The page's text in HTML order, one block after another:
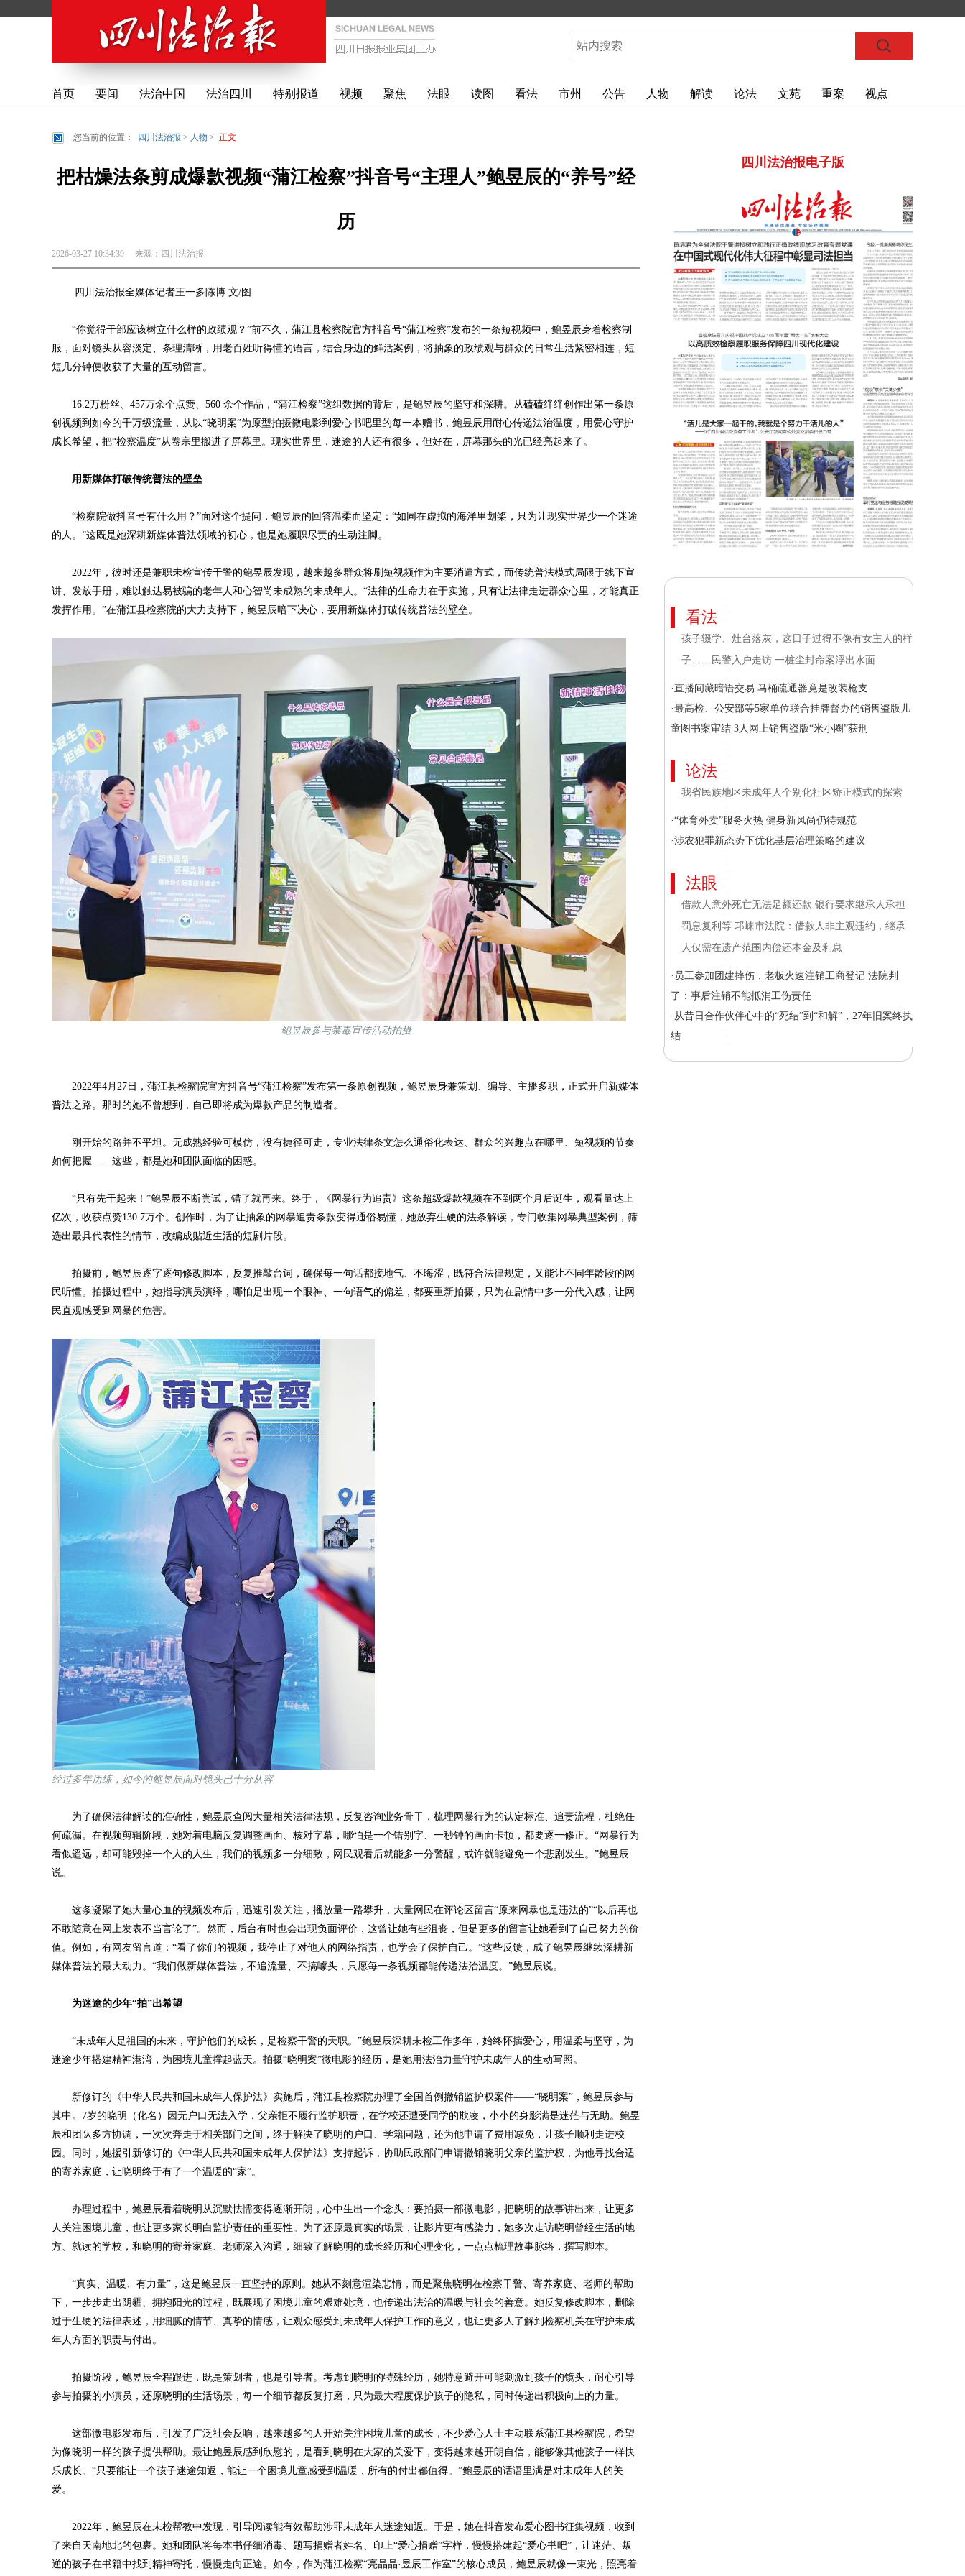
首页 要闻 法治中国 法治四川 特别报道 视频 聚焦 法眼 读图 看法 市州 公告 人物 解读 论法 文苑 重案 视点
您当前的位置： 四川法治报 > 人物 > 正文
把枯燥法条剪成爆款视频“蒲江检察”抖音号“主理人”鲍昱辰的“养号”经
历
2026-03-27 10:34:39 来源： 四川法治报
四川法治报全媒体记者王一多陈博 文/图
“你觉得干部应该树立什么样的政绩观？”前不久，蒲江县检察院官方抖音号“蒲江检察”发布的一条短视频中，鲍昱辰身着检察制
服，面对镜头从容淡定、条理清晰，用老百姓听得懂的语言，结合身边的鲜活案例，将抽象的政绩观与群众的日常生活紧密相连，短
短几分钟便收获了大量的互动留言。
16.2万粉丝、457万余个点赞、560 余个作品，“蒲江检察”这组数据的背后，是鲍昱辰的坚守和深耕。从磕磕绊绊创作出第一条原
创视频到如今的千万级流量，从以“晓明案”为原型拍摄微电影到爱心书吧里的每一本赠书，鲍昱辰用耐心传递法治温度，用爱心守护
成长希望，把“检察温度”从卷宗里搬进了屏幕里。现实世界里，迷途的人还有很多，但好在，屏幕那头的光已经亮起来了。
用新媒体打破传统普法的壁垒
“检察院做抖音号有什么用？”面对这个提问，鲍昱辰的回答温柔而坚定：“如同在虚拟的海洋里划桨，只为让现实世界少一个迷途
的人。”这既是她深耕新媒体普法领域的初心，也是她履职尽责的生动注脚。
2022年，彼时还是兼职未检宣传干警的鲍昱辰发现，越来越多群众将刷短视频作为主要消遣方式，而传统普法模式局限于线下宣
讲、发放手册，难以触达易被骗的老年人和心智尚未成熟的未成年人。“法律的生命力在于实施，只有让法律走进群众心里，才能真正
发挥作用。”在蒲江县检察院的大力支持下，鲍昱辰暗下决心，要用新媒体打破传统普法的壁垒。
鲍昱辰参与禁毒宣传活动拍摄
2022年4月27日，蒲江县检察院官方抖音号“蒲江检察”发布第一条原创视频，鲍昱辰身兼策划、编导、主播多职，正式开启新媒体
普法之路。那时的她不曾想到，自己即将成为爆款产品的制造者。
刚开始的路并不平坦。无成熟经验可模仿，没有捷径可走，专业法律条文怎么通俗化表达、群众的兴趣点在哪里、短视频的节奏
如何把握……这些，都是她和团队面临的困惑。
“只有先干起来！”鲍昱辰不断尝试，错了就再来。终于，《网暴行为追责》这条超级爆款视频在不到两个月后诞生，观看量达上
亿次，收获点赞130.7万个。创作时，为了让抽象的网暴追责条款变得通俗易懂，她放弃生硬的法条解读，专门收集网暴典型案例，筛
选出最具代表性的情节，改编成贴近生活的短剧片段。
拍摄前，鲍昱辰逐字逐句修改脚本，反复推敲台词，确保每一句话都接地气、不晦涩，既符合法律规定，又能让不同年龄段的网
民听懂。拍摄过程中，她指导演员演绎，哪怕是出现一个眼神、一句语气的偏差，都要重新拍摄，只为在剧情中多一分代入感，让网
民直观感受到网暴的危害。
经过多年历练，如今的鲍昱辰面对镜头已十分从容
为了确保法律解读的准确性，鲍昱辰查阅大量相关法律法规，反复咨询业务骨干，梳理网暴行为的认定标准、追责流程，杜绝任
何疏漏。在视频剪辑阶段，她对着电脑反复调整画面、核对字幕，哪怕是一个错别字、一秒钟的画面卡顿，都要逐一修正。“网暴行为
看似遥远，却可能毁掉一个人的人生，我们的视频多一分细致，网民观看后就能多一分警醒，或许就能避免一个悲剧发生。”鲍昱辰
说。
这条凝聚了她大量心血的视频发布后，迅速引发关注，播放量一路攀升，大量网民在评论区留言“原来网暴也是违法的”“以后再也
不敢随意在网上发表不当言论了”。然而，后台有时也会出现负面评价，这曾让她有些沮丧，但是更多的留言让她看到了自己努力的价
值。例如，有网友留言道：“看了你们的视频，我停止了对他人的网络指责，也学会了保护自己。”这些反馈，成了鲍昱辰继续深耕新
媒体普法的最大动力。“我们做新媒体普法，不追流量、不搞噱头，只愿每一条视频都能传递法治温度。”鲍昱辰说。
为迷途的少年“拍”出希望
“未成年人是祖国的未来，守护他们的成长，是检察干警的天职。”鲍昱辰深耕未检工作多年，始终怀揣爱心，用温柔与坚守，为
迷途少年搭建精神港湾，为困境儿童撑起蓝天。拍摄“晓明案”微电影的经历，是她用法治力量守护未成年人的生动写照。
新修订的《中华人民共和国未成年人保护法》实施后，蒲江县检察院办理了全国首例撤销监护权案件——“晓明案”，鲍昱辰参与
其中。7岁的晓明（化名）因无户口无法入学，父亲拒不履行监护职责，在学校还遭受同学的欺凌，小小的身影满是迷茫与无助。鲍昱
辰和团队多方协调，一次次奔走于相关部门之间，终于解决了晓明的户口、学籍问题，还为他申请了费用减免，让孩子顺利走进校
园。同时，她援引新修订的《中华人民共和国未成年人保护法》支持起诉，协助民政部门申请撤销晓明父亲的监护权，为他寻找合适
的寄养家庭，让晓明终于有了一个温暖的“家”。
办理过程中，鲍昱辰看着晓明从沉默怯懦变得逐渐开朗，心中生出一个念头：要拍摄一部微电影，把晓明的故事讲出来，让更多
人关注困境儿童，也让更多家长明白监护责任的重要性。为了还原最真实的场景，让影片更有感染力，她多次走访晓明曾经生活的地
方、就读的学校，和晓明的寄养家庭、老师深入沟通，细致了解晓明的成长经历和心理变化，一点点梳理故事脉络，撰写脚本。
“真实、温暖、有力量”，这是鲍昱辰一直坚持的原则。她从不刻意渲染悲情，而是聚焦晓明在检察干警、寄养家庭、老师的帮助
下，一步步走出阴霾、拥抱阳光的过程，既展现了困境儿童的艰难处境，也传递出法治的温暖与社会的善意。她反复修改脚本，删除
过于生硬的法律表述，用细腻的情节、真挚的情感，让观众感受到未成年人保护工作的意义，也让更多人了解到检察机关在守护未成
年人方面的职责与付出。
拍摄阶段，鲍昱辰全程跟进，既是策划者，也是引导者。考虑到晓明的特殊经历，她特意避开可能刺激到孩子的镜头，耐心引导
参与拍摄的小演员，还原晓明的生活场景，每一个细节都反复打磨，只为最大程度保护孩子的隐私，同时传递出积极向上的力量。
这部微电影发布后，引发了广泛社会反响，越来越多的人开始关注困境儿童的成长，不少爱心人士主动联系蒲江县检察院，希望
为像晓明一样的孩子提供帮助。最让鲍昱辰感到欣慰的，是看到晓明在大家的关爱下，变得越来越开朗自信，能够像其他孩子一样快
乐成长。“只要能让一个孩子迷途知返，能让一个困境儿童感受到温暖，所有的付出都值得。”鲍昱辰的话语里满是对未成年人的关
爱。
2022年，鲍昱辰在未检帮教中发现，引导阅读能有效帮助涉罪未成年人迷途知返。于是，她在抖音发布爱心图书征集视频，收到
了来自天南地北的包裹。她和团队将每本书仔细消毒、题写捐赠者姓名、印上“爱心捐赠”字样，慢慢搭建起“爱心书吧”，让迷茫、叛
逆的孩子在书籍中找到精神寄托，慢慢走向正途。如今，作为蒲江检察“亮晶晶·昱辰工作室”的核心成员，鲍昱辰就像一束光，照亮着
四川法治报电子版
看法
孩子辍学、灶台落灰，这日子过得不像有女主人的样
子……民警入户走访 一桩尘封命案浮出水面
·直播间藏暗语交易 马桶疏通器竟是改装枪支
·最高检、公安部等5家单位联合挂牌督办的销售盗版儿
童图书案审结 3人网上销售盗版“米小圈”获刑
论法
我省民族地区未成年人个别化社区矫正模式的探索
·“体育外卖”服务火热 健身新风尚仍待规范
·涉农犯罪新态势下优化基层治理策略的建议
法眼
借款人意外死亡无法足额还款 银行要求继承人承担
罚息复利等 邛崃市法院：借款人非主观违约，继承
人仅需在遗产范围内偿还本金及利息
·员工参加团建摔伤，老板火速注销工商登记 法院判
了：事后注销不能抵消工伤责任
·从昔日合作伙伴心中的“死结”到“和解”，27年旧案终执
结